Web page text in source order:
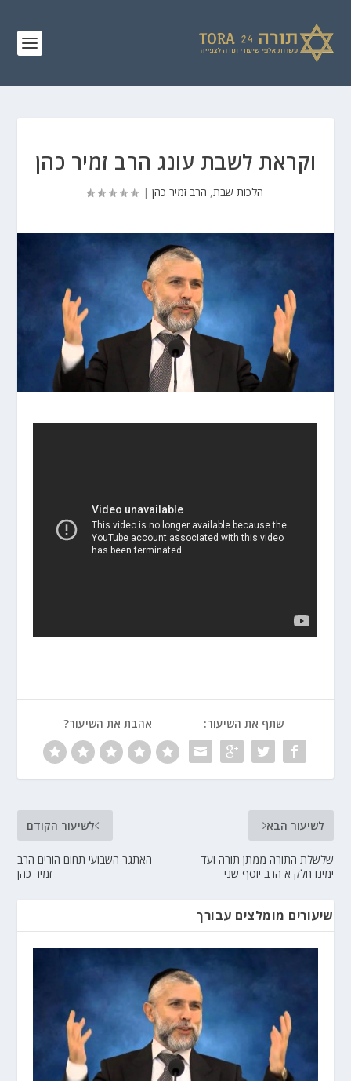
וקראת לשבת עונג הרב זמיר כהן
הלכות שבת, הרב זמיר כהן |
שתף את השיעור: אהבת את השיעור?
לשיעור הקודם
האתגר השבועי תחום הורים הרב
זמיר כהן
לשיעור הבא
שלשלת התורה ממתן תורה ועד
ימינו חלק א הרב יוסף שני
שיעורים מומלצים עבורך